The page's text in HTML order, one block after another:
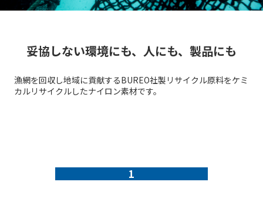
妥協しない環境にも、人にも、製品にも
漁網を回収し地域に貢献するBUREO社製 リサイクル原料をケミ
カルリサイクルしたナイロン素材です。
1